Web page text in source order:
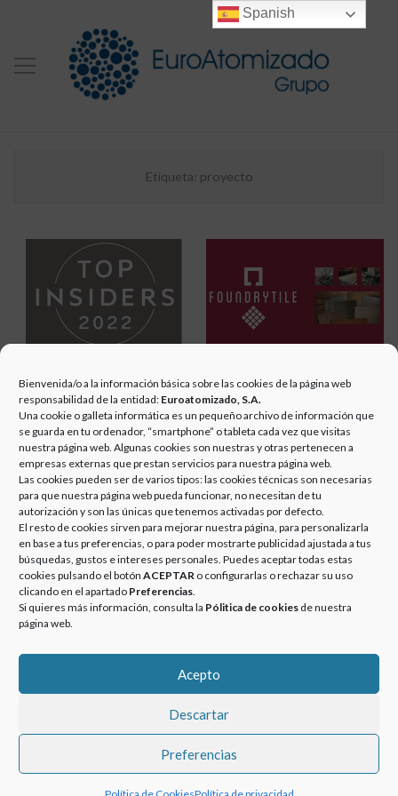
Bienvenida/o a la información básica sobre las cookies de la página web
responsabilidad de la entidad: Euroatomizado, S.A.
Una cookie o galleta informática es un pequeño archivo de información que
se guarda en tu ordenador, “smartphone” o tableta cada vez que visitas
nuestra página web. Algunas cookies son nuestras y otras pertenecen a
empresas externas que prestan servicios para nuestra página web.
Las cookies pueden ser de varios tipos: las cookies técnicas son necesarias
para que nuestra página web pueda funcionar, no necesitan de tu
autorización y son las únicas que tenemos activadas por defecto.
El resto de cookies sirven para mejorar nuestra página, para personalizarla
en base a tus preferencias, o para poder mostrarte publicidad ajustada a tus
búsquedas, gustos e intereses personales. Puedes aceptar todas estas
cookies pulsando el botón ACEPTAR o configurarlas o rechazar su uso
clicando en el apartado Preferencias.
Si quieres más información, consulta la Pólitica de cookies de nuestra
página web.
Acepto
Descartar
Preferencias
Etiqueta: proyecto
GRUPO
EUROATOMIZADO EN
EL TOP INSIDERS 2022
26 septiembre, 2022 Categories
Noticias
El proyecto Life Eggshellence que
persigue la utilización de residuos de
cáscara de huevo en la fabricación
de baldosas cerámicas, en el que
Grupo …MoreGRUPO EUROATOMIZADO EN EL TOP INSIDERS 2022
»
GRUPO
EUROATOMIZADO
OBTIENE FONDOS
EUROPEOS PARA
DESARROLLAR EL
PROYECTO
FOUNDRYTILE –
09/12/2015
Posted
on
13 septiembre, 2018 Categories
Noticias
GRUPO EUROATOMIZADO obtiene
proyecto FOUNDRYTILE,
GRUPO
© 2020-2023 GRUPOEUROATOMIZADO. Todos los derechos
reservados.
Spanish